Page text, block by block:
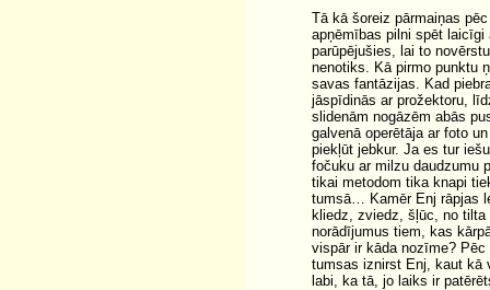
Tā kā šoreiz pārmaiņas
apņēmības pilni spēt laicīgi
parūpējušies, lai to
nenotiks. Kā pirmo punktu
savas fantāzijas. Kad
jāspīdinās ar prožektoru,
slidenām nogāzēm abās
galvenā operētāja ar foto
piekļūt jebkur. Ja es tur
fočuku ar milzu daudzumu
tikai metodom tika knapi
tumsā… Kamēr Enj rāpjas
kliedz, zviedz, šļūc, no
norādījumus tiem, kas
vispār ir kāda nozīme?
tumsas iznirst Enj, kaut kā
labi, ka tā, jo laiks ir